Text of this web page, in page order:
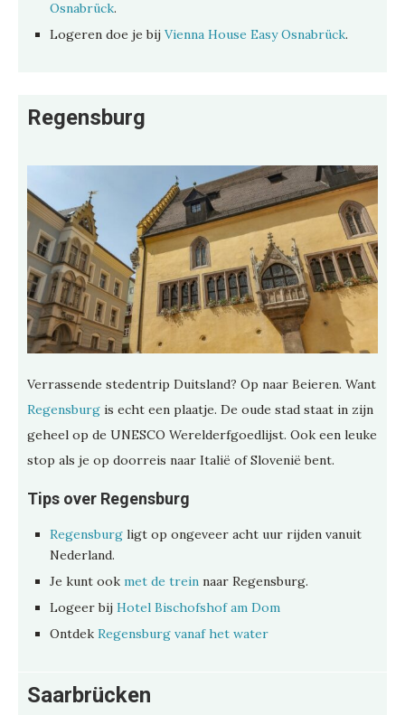
Osnabrück.
Logeren doe je bij Vienna House Easy Osnabrück.
Regensburg
Verrassende stedentrip Duitsland? Op naar Beieren. Want
Regensburg is echt een plaatje. De oude stad staat in zijn
geheel op de UNESCO Werelderfgoedlijst. Ook een leuke
stop als je op doorreis naar Italië of Slovenië bent.
Tips over Regensburg
Regensburg ligt op ongeveer acht uur rijden vanuit
Nederland.
Je kunt ook met de trein naar Regensburg.
Logeer bij Hotel Bischofshof am Dom
Ontdek Regensburg vanaf het water
Saarbrücken